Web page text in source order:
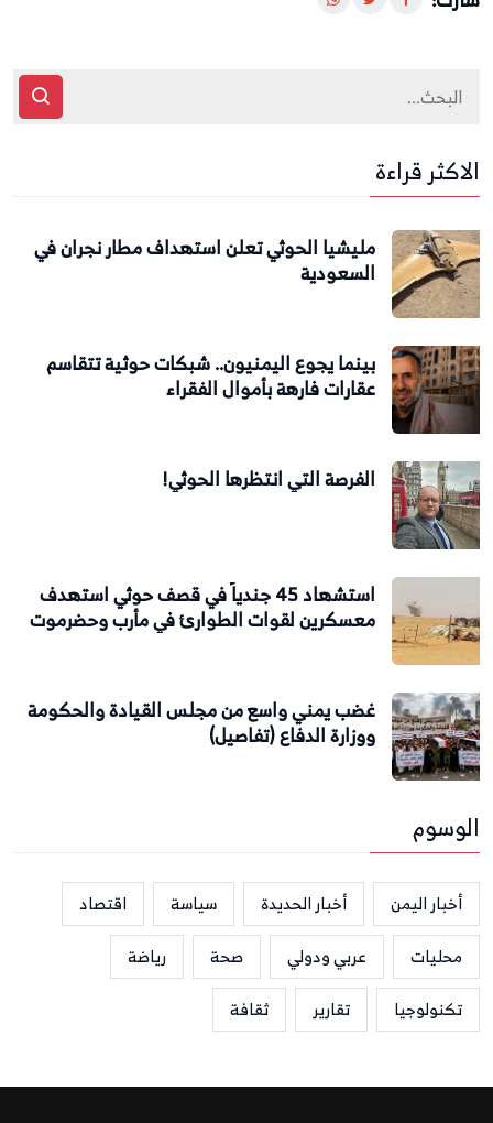
الاكثر قراءة
مليشيا الحوثي تعلن استهداف مطار نجران في
السعودية
بينما يجوع اليمنيون.. شبكات حوثية تتقاسم
عقارات فارهة بأموال الفقراء
الفرصة التي انتظرها الحوثي!
استشهاد 45 جندياً في قصف حوثي استهدف
معسكرين لقوات الطوارئ في مأرب وحضرموت
غضب يمني واسع من مجلس القيادة والحكومة
ووزارة الدفاع (تفاصيل)
الوسوم
أخبار اليمن أخبار الحديدة سياسة
اقتصاد
محليات
عربي ودولي صحة
رياضة
تكنولوجيا
تقارير ثقافة